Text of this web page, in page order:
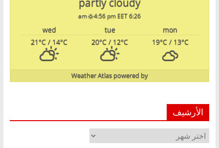
6:26 am
4:56 pm EET
mon
tue
wed
19°C/ 13°C
20°C / 12°C
21°C / 14°C
powered by
Weather Atlas
الأرشيف
الأرشيف